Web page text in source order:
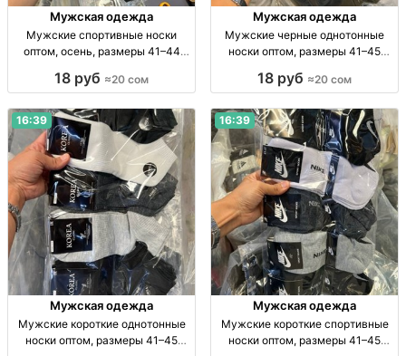
Мужская одежда
Мужские спортивные носки
оптом, осень, размеры 41–44
44, уп. 10 шт., опт.
18 руб ≈20 сом
Мужская одежда
Мужские черные однотонные
носки оптом, размеры 41–45
41–45, уп. 10 пар, опт.
18 руб ≈20 сом
16:39
Мужская одежда
Мужские короткие однотонные
носки оптом, размеры 41–45
16:39
Мужская одежда
Мужские короткие спортивные
носки оптом, размеры 41–45